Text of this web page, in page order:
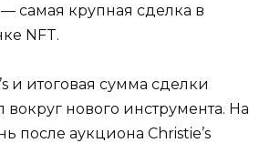
самая крупная сделка в
NFT.
и итоговая сумма сделки
вокруг нового инструмента. На
после аукциона Christie’s